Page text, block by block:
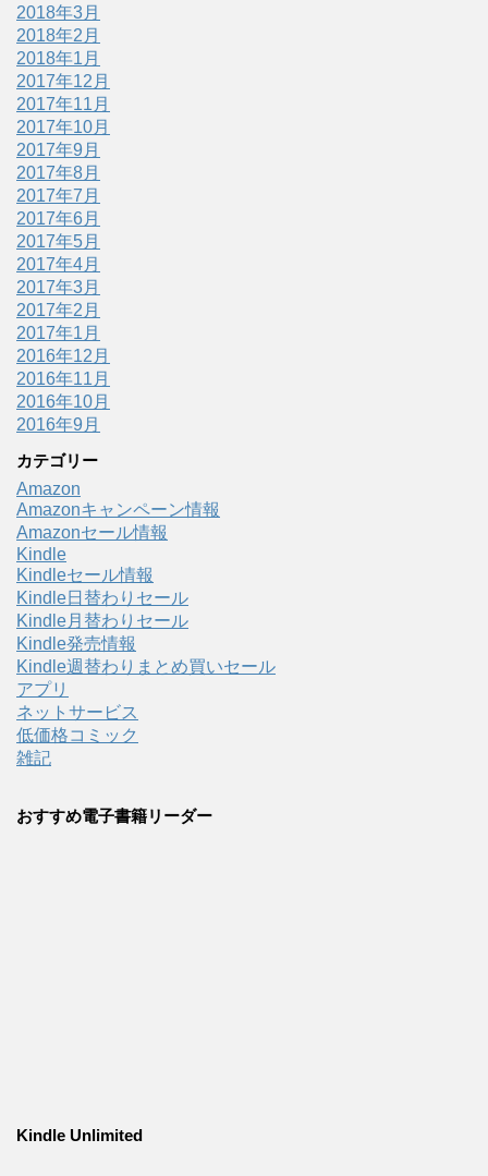
2018年3月
2018年2月
2018年1月
2017年12月
2017年11月
2017年10月
2017年9月
2017年8月
2017年7月
2017年6月
2017年5月
2017年4月
2017年3月
2017年2月
2017年1月
2016年12月
2016年11月
2016年10月
2016年9月
カテゴリー
Amazon
Amazonキャンペーン情報
Amazonセール情報
Kindle
Kindleセール情報
Kindle日替わりセール
Kindle月替わりセール
Kindle発売情報
Kindle週替わりまとめ買いセール
アプリ
ネットサービス
低価格コミック
雑記
おすすめ電子書籍リーダー
Kindle Unlimited